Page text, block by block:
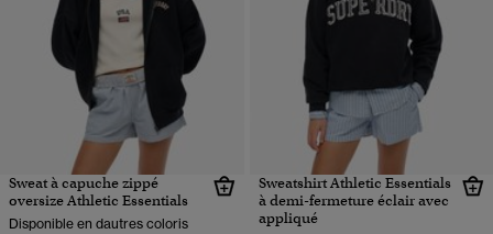
Sweat à capuche zippé
oversize Athletic Essentials
Disponible en dautres coloris
Sweatshirt Athletic Essentials
à demi-fermeture éclair avec
appliqué